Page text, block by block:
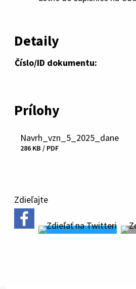
Detaily
Číslo/ID dokumentu:
Prílohy
Stiahnuť
Navrh_vzn_5_2025_dane
286 KB / PDF
Zdieľajte